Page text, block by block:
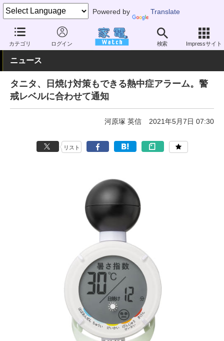
Powered by Translate
カテゴリ ログイン 検索 Impressサイト
家電 Watch ヘルスケア 健康家電 温湿度計
ニュース
タニタ、日焼け対策もできる熱中症アラーム。警
戒レベルに合わせて通知
河原塚 英信 2021年5月7日 07:30
リスト